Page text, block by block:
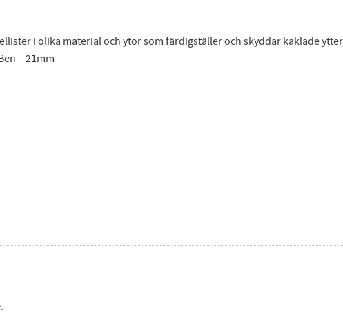
i olika material och ytor som färdigställer och skyddar kaklade
– 21mm